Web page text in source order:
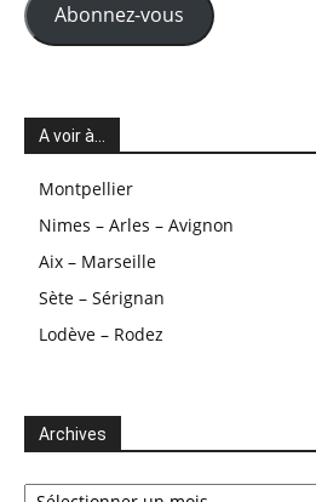
Abonnez-vous
A voir à…
Montpellier
Nimes – Arles – Avignon
Aix – Marseille
Sète – Sérignan
Lodève – Rodez
Archives
Archives